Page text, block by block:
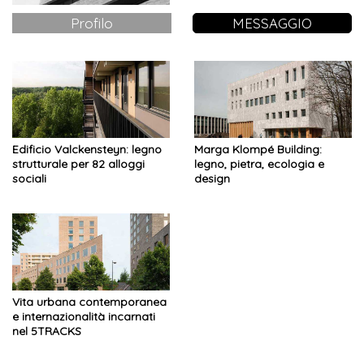
Profilo MESSAGGIO
Edificio Valckensteyn: legno
strutturale per 82 alloggi
sociali
Marga Klompé Building:
legno, pietra, ecologia e
design
Vita urbana contemporanea
e internazionalità incarnati
nel 5TRACKS